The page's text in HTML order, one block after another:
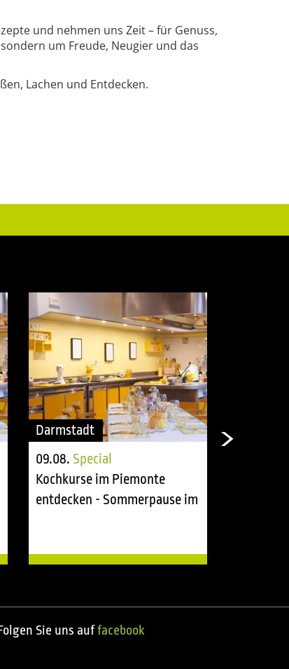
und nehmen uns Zeit – für Genuss,
um Freude, Neugier und das
Lachen und Entdecken.
Darmstadt
09.08. Special
Kochkurse im Piemonte
entdecken - Sommerpause im
Sie uns auffacebook